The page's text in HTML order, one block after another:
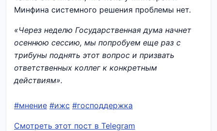
Минфина системного решения проблемы нет.
«Через неделю Государственная дума начнет
осеннюю сессию, мы попробуем еще раз с
трибуны поднять этот вопрос и призвать
ответственных коллег к конкретным
действиям».
#мнение #ижс #господдержка
Смотреть этот пост в Telegram